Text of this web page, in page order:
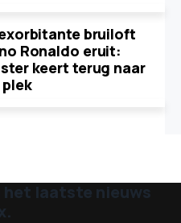
bruiloft
Ronaldo eruit:
keert terug naar
het laatste nieuws